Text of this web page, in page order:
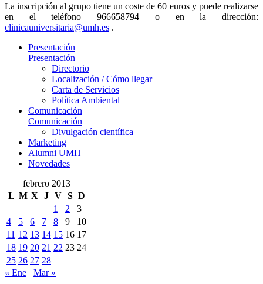
La inscripción al grupo tiene un coste de 60 euros y puede realizarse
en el teléfono 966658794 o en la dirección:
clinicauniversitaria@umh.es .
Presentación
Presentación
Directorio
Localización / Cómo llegar
Carta de Servicios
Política Ambiental
Comunicación
Comunicación
Divulgación científica
Marketing
Alumni UMH
Novedades
febrero 2013
L M X J V S D
1
2
3
4
5 6 7 8 9
10
11 12 13 14 15 16 17
18 19 20 21 22 23 24
25 26 27 28
« Ene
Mar »